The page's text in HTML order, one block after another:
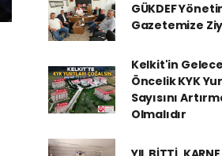
GÜKDEF
Gazetemize
Kelkit'in
Öncelik KYK
Sayısını
Olmalıdır